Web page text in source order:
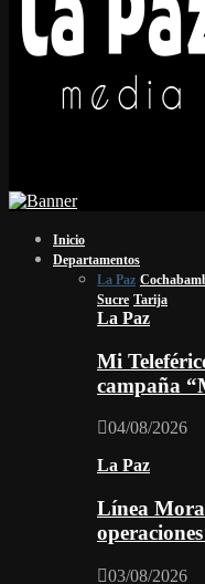
Inicio
Departamentos
La Paz
Sucre Tarija
La Paz
Mi
campaña
04/08/2026
La Paz
Línea
03/08/2026